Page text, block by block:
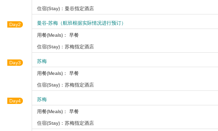
住宿(Stay)：曼谷指定酒店
Day2 曼谷-苏梅（航班根据实际情况进行预订）
用餐(Meals)： 早餐
住宿(Stay)：苏梅指定酒店
Day3 苏梅
用餐(Meals)： 早餐
住宿(Stay)：苏梅指定酒店
Day4 苏梅
用餐(Meals)： 早餐
住宿(Stay)：苏梅指定酒店